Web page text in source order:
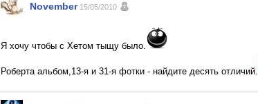
November 15/05/2010
Я хочу чтобы с Хетом тыщу было.
Роберта альбом,13-я и 31-я фотки - найдите десять отличий.